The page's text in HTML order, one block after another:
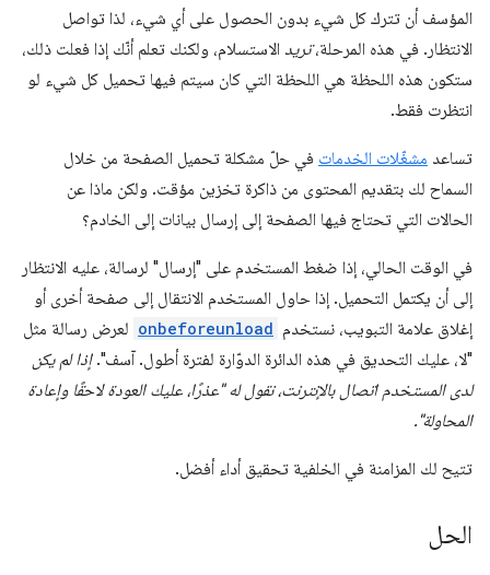
المؤسف أن تترك كل شيء بدون الحصول على أي شيء، لذا تواصل
الانتظار. في هذه المرحلة،تريد الاستسلام، ولكنك تعلم أنّك إذا فعلت ذلك،
ستكون هذه اللحظة هي اللحظة التي كان سيتم فيها تحميل كل شيء لو
انتظرت فقط.
تساعد مشغّلات الخدمات في حلّ مشكلة تحميل الصفحة من خلال
السماح لك بتقديم المحتوى من ذاكرة تخزين مؤقت. ولكن ماذا عن
الحالات التي تحتاج فيها الصفحة إلى إرسال بيانات إلى الخادم؟
في الوقت الحالي، إذا ضغط المستخدم على "إرسال" لرسالة، عليه الانتظار
إلى أن يكتمل التحميل. إذا حاول المستخدم الانتقال إلى صفحة أخرى أو
إغلاق علامة التبويب، نستخدم onbeforeunload لعرض رسالة مثل
"لا، عليك التحديق في هذه الدائرة الدوّارة لفترة أطول. آسف".إذا لم يكن
لدى المستخدم اتصال بالإنترنت، نقول له "عذرًا، عليك العودة لاحقًا وإعادة
المحاولة".
تتيح لك المزامنة في الخلفية تحقيق أداء أفضل.
الحل